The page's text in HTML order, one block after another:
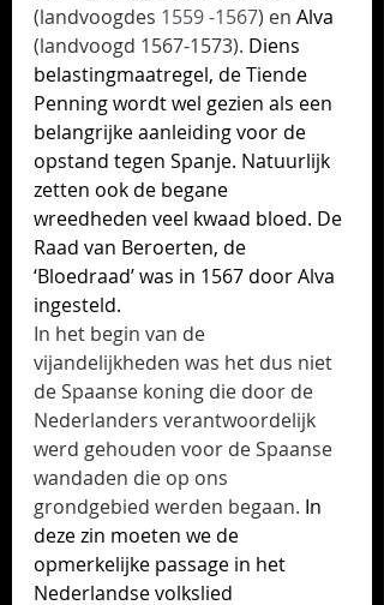
(landvoogdes 1559 -1567) en Alva
(landvoogd 1567-1573). Diens
belastingmaatregel, de Tiende
Penning wordt wel gezien als een
belangrijke aanleiding voor de
opstand tegen Spanje. Natuurlijk
zetten ook de begane
wreedheden veel kwaad bloed. De
Raad van Beroerten, de
‘Bloedraad’ was in 1567 door Alva
ingesteld.
In het begin van de
vijandelijkheden was het dus niet
de Spaanse koning die door de
Nederlanders verantwoordelijk
werd gehouden voor de Spaanse
wandaden die op ons
grondgebied werden begaan. In
deze zin moeten we de
opmerkelijke passage in het
Nederlandse volkslied